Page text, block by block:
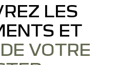
LES
ET
DE VOTRE